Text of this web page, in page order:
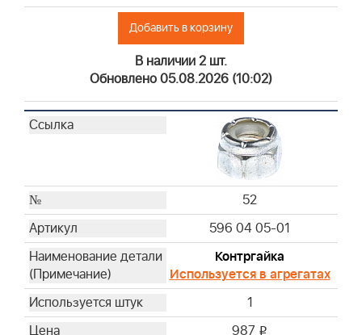
Добавить в корзину
В наличии 2 шт.
Обновлено 05.08.2026 (10:02)
52
596 04 05-01
Контргайка
Используется в агрегатах
1
987 i